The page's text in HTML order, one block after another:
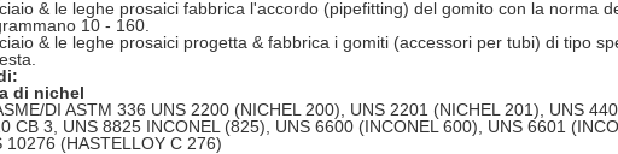
& le leghe prosaici fabbrica l'accordo (pipefitting) del gomito con la norma
10 - 160.
& le leghe prosaici progetta & fabbrica i gomiti (accessori per tubi) di tipo
di nichel
DI ASTM 336 UNS 2200 (NICHEL 200), UNS 2201 (NICHEL 201), UNS
CB 3, UNS 8825 INCONEL (825), UNS 6600 (INCONEL 600), UNS 6601
10276 (HASTELLOY C 276)